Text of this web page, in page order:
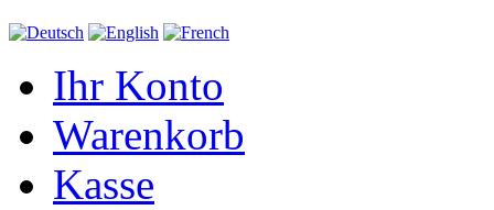
Ihr Konto
Warenkorb
Kasse